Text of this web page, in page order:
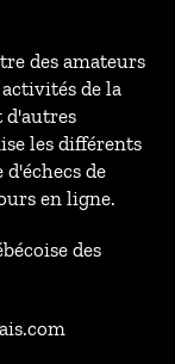
des amateurs
de la
d'autres
les différents
de
en ligne.
des